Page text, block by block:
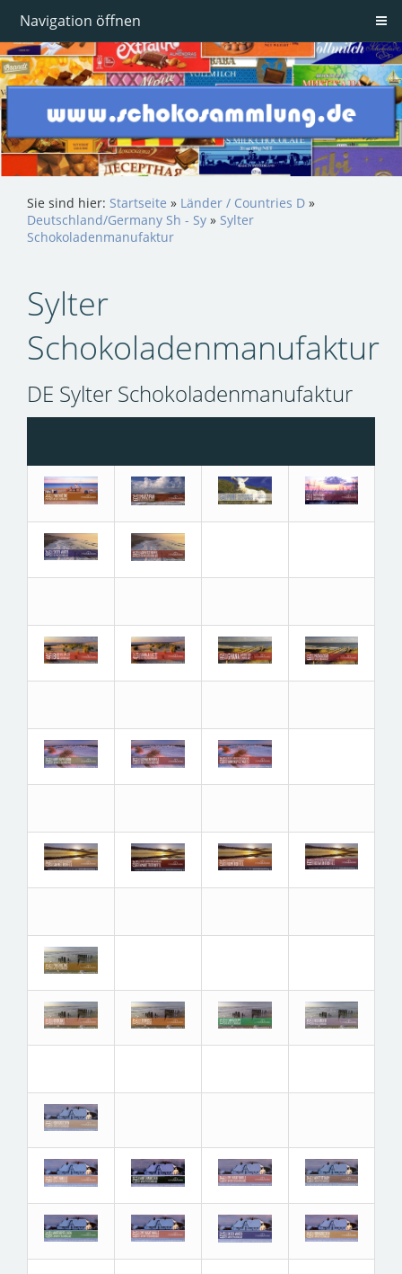
Navigation öffnen
Sie sind hier: Startseite » Länder / Countries D »
Deutschland/Germany Sh - Sy » Sylter
Schokoladenmanufaktur
Sylter
Schokoladenmanufaktur
DE Sylter Schokoladenmanufaktur